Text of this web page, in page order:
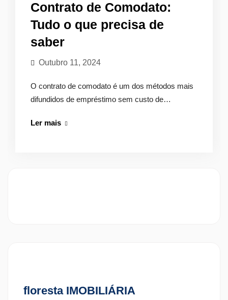
Contrato de Comodato:
Tudo o que precisa de
saber
Outubro 11, 2024
O contrato de comodato é um dos métodos mais
difundidos de empréstimo sem custo de…
Ler maisContrato
floresta IMOBILIÁRIA